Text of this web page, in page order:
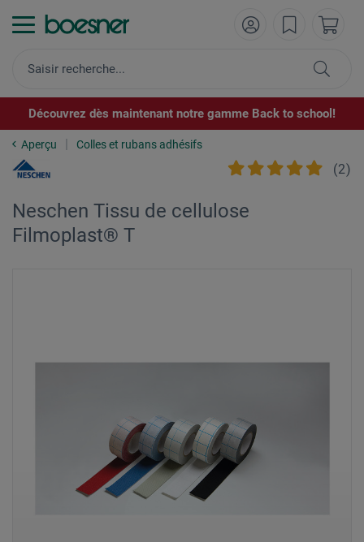
Découvrez dès maintenant notre gamme Back to school!
Aperçu Colles et rubans adhésifs
(2)
Neschen Tissu de cellulose
Filmoplast® T